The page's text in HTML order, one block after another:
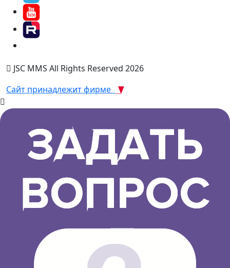
JSC MMS All Rights Reserved 2026
Сайт принадлежит фирме